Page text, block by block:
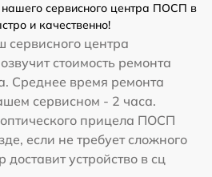
сервисного центра ПОСП в
и качественно!
сервисного центра
стоимость ремонта
Среднее время ремонта
сервисном - 2 часа.
прицела ПОСП
если не требует сложного
устройство в сц